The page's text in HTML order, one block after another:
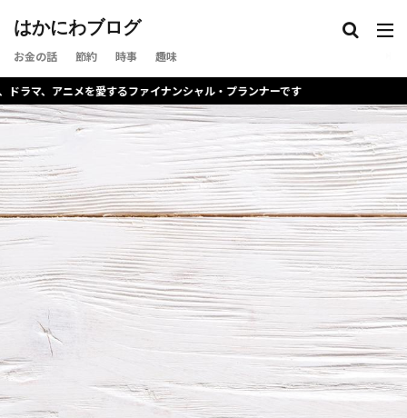
はかにわブログ
お金の話 節約 時事 趣味
、アニメを愛するファイナンシャル・プランナーです